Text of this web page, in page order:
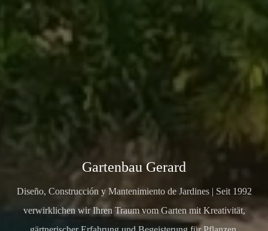
Gartenbau Gerard
Diseño, Construcción y Mantenimiento de Jardines | Seit 1992
verwirklichen wir Ihren Traum vom Garten mit Kreativität,